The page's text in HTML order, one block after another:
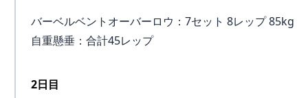
バーベルベントオーバーロウ：7セット 8レップ 85kg
自重懸垂：合計45レップ
2日目